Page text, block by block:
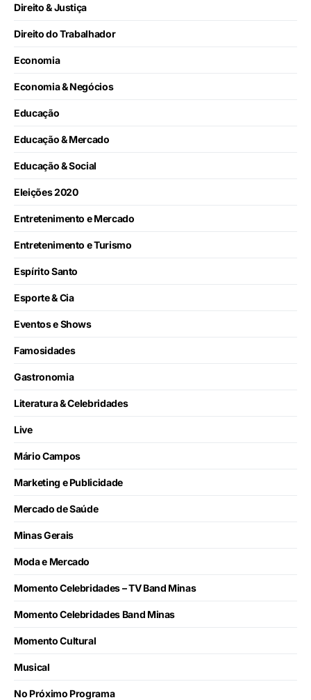
Direito & Justiça
Direito do Trabalhador
Economia
Economia & Negócios
Educação
Educação & Mercado
Educação & Social
Eleições 2020
Entretenimento e Mercado
Entretenimento e Turismo
Espírito Santo
Esporte & Cia
Eventos e Shows
Famosidades
Gastronomia
Literatura & Celebridades
Live
Mário Campos
Marketing e Publicidade
Mercado de Saúde
Minas Gerais
Moda e Mercado
Momento Celebridades – TV Band Minas
Momento Celebridades Band Minas
Momento Cultural
Musical
No Próximo Programa